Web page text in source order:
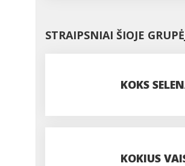
STRAIPSNIAI ŠIOJE
KOKS
KOKIUS